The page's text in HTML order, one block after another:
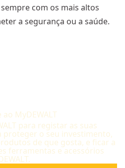
com os mais altos
a segurança ou a saúde.
ao MyDEWALT
para registar as suas
proteger o seu investimento,
de que gosta, e ficar a
ferramentas e acessórios